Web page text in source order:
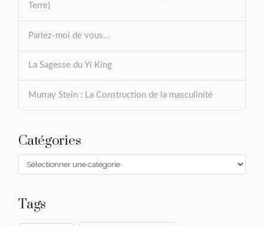
Terre)
Parlez-moi de vous…
La Sagesse du Yi King
Murray Stein : La Construction de la masculinité
Catégories
Catégories
Tags